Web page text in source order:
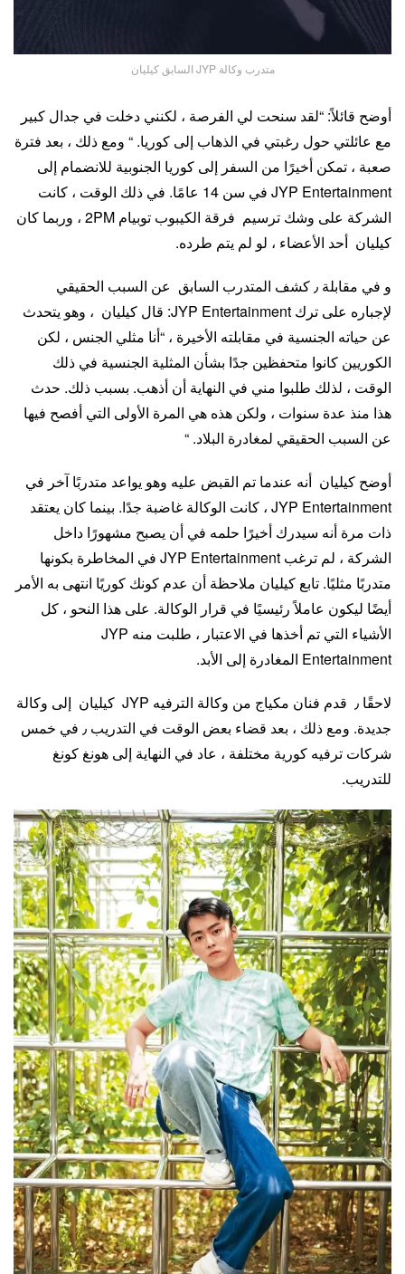
متدرب وكالة JYP السابق كيليان
أوضح قائلاً: “لقد سنحت لي الفرصة ، لكنني دخلت في جدال كبير
مع عائلتي حول رغبتي في الذهاب إلى كوريا. “ ومع ذلك ، بعد فترة
صعبة ، تمكن أخيرًا من السفر إلى كوريا الجنوبية للانضمام إلى
JYP Entertainment في سن 14 عامًا. في ذلك الوقت ، كانت
الشركة على وشك ترسيم فرقة الكيبوب توبيام 2PM ، وربما كان
كيليان أحد الأعضاء ، لو لم يتم طرده.
و في مقابلة ٫ كشف المتدرب السابق عن السبب الحقيقي
لإجباره على ترك JYP Entertainment:
قال كيليان ، وهو يتحدث
عن حياته الجنسية في مقابلته الأخيرة ، “أنا مثلي الجنس ، لكن
الكوريين كانوا متحفظين جدًا بشأن المثلية الجنسية في ذلك
الوقت ، لذلك طلبوا مني في النهاية أن أذهب. بسبب ذلك. حدث
هذا منذ عدة سنوات ، ولكن هذه هي المرة الأولى التي أفصح فيها
عن السبب الحقيقي لمغادرة البلاد. “
أوضح كيليان أنه عندما تم القبض عليه وهو يواعد متدربًا آخر في
JYP Entertainment ، كانت الوكالة غاضبة جدًا. بينما كان يعتقد
ذات مرة أنه سيدرك أخيرًا حلمه في أن يصبح مشهورًا داخل
الشركة ، لم ترغب JYP Entertainment في المخاطرة بكونها
متدربًا مثليًا. تابع كيليان ملاحظة أن عدم كونك كوريًا انتهى به الأمر
أيضًا ليكون عاملاً رئيسيًا في قرار الوكالة. على هذا النحو ، كل
الأشياء التي تم أخذها في الاعتبار ، طلبت منه JYP
Entertainment المغادرة إلى الأبد.
لاحقًا ٫ قدم فنان مكياج من وكالة الترفيه JYP كيليان إلى وكالة
جديدة. ومع ذلك ، بعد قضاء بعض الوقت في التدريب ٫ في خمس
شركات ترفيه كورية مختلفة ، عاد في النهاية إلى هونغ كونغ
للتدريب.